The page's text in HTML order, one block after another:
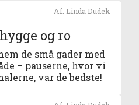
Af: Linda Dudek
og ro
de små gader med
– pauserne, hvor vi
var de bedste!